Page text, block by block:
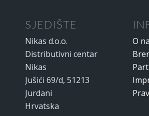
SJEDIŠTE
Nikas d.o.o.
Distributivni centar
Nikas
Jušići 69/d, 51213
Jurdani
Hrvatska
O